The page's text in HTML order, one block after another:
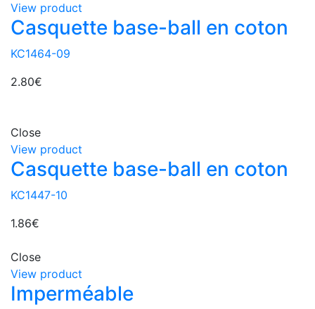
View product
Casquette base-ball en coton
KC1464-09
2.80€
Close
View product
Casquette base-ball en coton
KC1447-10
1.86€
Close
View product
Imperméable